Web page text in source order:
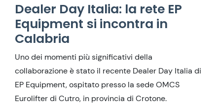
Dealer Day Italia: la rete EP
Equipment si incontra in
Calabria
Uno dei momenti più significativi della
collaborazione è stato il recente Dealer Day Italia di
EP Equipment, ospitato presso la sede OMCS
Eurolifter di Cutro, in provincia di Crotone.